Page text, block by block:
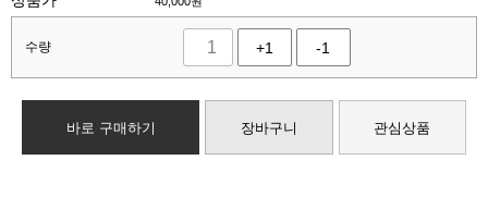
수량 +1 -1
바로 구매하기 장바구니 관심상품